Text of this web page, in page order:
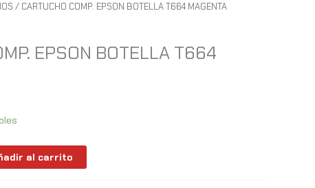
/ CARTUCHO COMP. EPSON BOTELLA T664 MAGENTA
EPSON BOTELLA T664
al carrito